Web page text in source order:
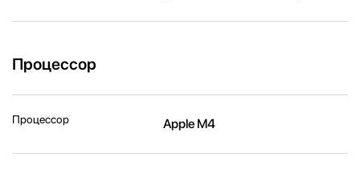
Процессор
Процессор Apple M4